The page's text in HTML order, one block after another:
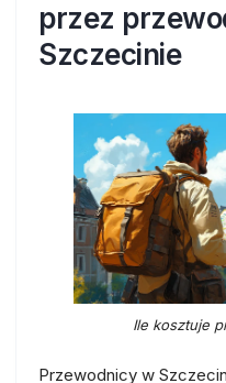
przez
Szczecinie
Ile kosztuje
Przewodnicy w